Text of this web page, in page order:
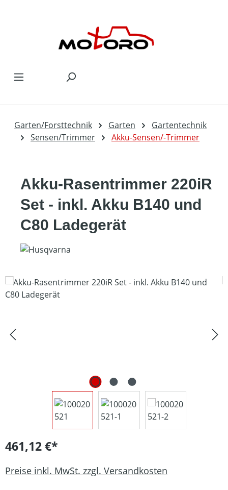
Garten/Forsttechnik Garten
Gartentechnik
Sensen/Trimmer
Akku-Sensen/-Trimmer
Akku-Rasentrimmer 220iR
Set - inkl. Akku B140 und
C80 Ladegerät
Bildergalerie überspringen
461,12 €*
Preise inkl. MwSt. zzgl. Versandkosten